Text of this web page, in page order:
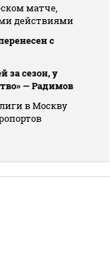
матче,
действиями
с
за сезон, у
— Радимов
в Москву